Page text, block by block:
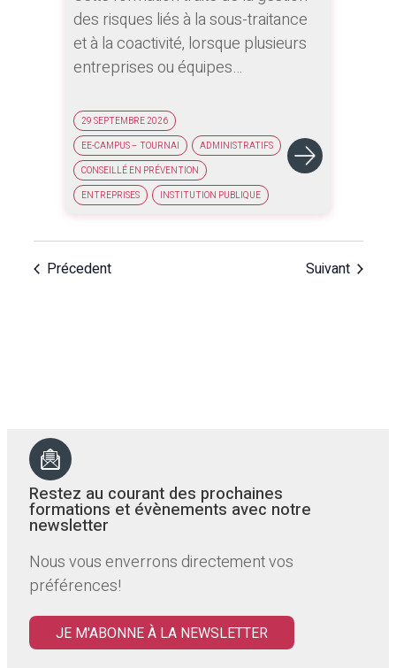
des risques liés à la sous-traitance
et à la coactivité, lorsque plusieurs
entreprises ou équipes
met l’accent sur la coordination, la
répartition des rôles, la maîtrise des
interfaces et la prévention des
risques croisés.
Une journée de recyclage pour
utiliser l’IA comme outil d’aide au
conseiller en prévention, sans
29 SEPTEMBRE 2026
EE-CAMPUS – TOURNAI
ADMINISTRATIFS
CONSEILLÉ EN PRÉVENTION
ENTREPRISES
INSTITUTION PUBLIQUE
Précedent Suivant
Restez au courant des prochaines
formations et évènements avec notre
newsletter
Nous vous enverrons directement vos
préférences!
JE M'ABONNE À LA NEWSLETTER